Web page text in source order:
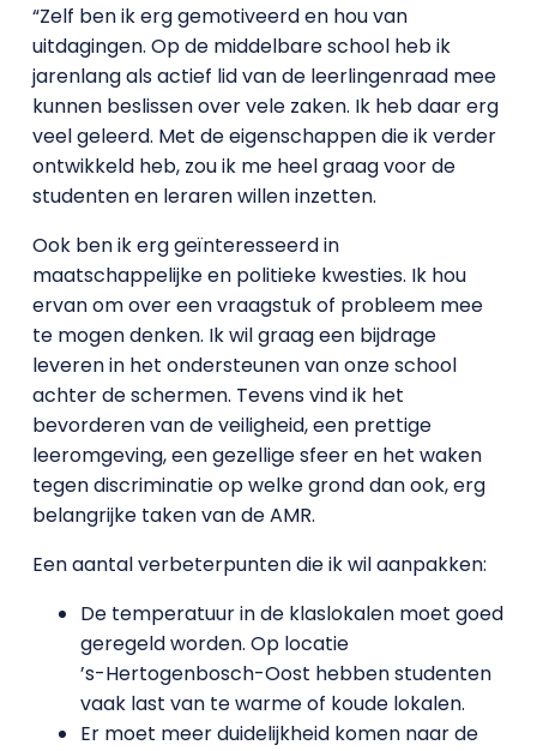
“Zelf ben ik erg gemotiveerd en hou van
uitdagingen. Op de middelbare school heb ik
jarenlang als actief lid van de leerlingenraad mee
kunnen beslissen over vele zaken. Ik heb daar erg
veel geleerd. Met de eigenschappen die ik verder
ontwikkeld heb, zou ik me heel graag voor de
studenten en leraren willen inzetten.
Ook ben ik erg geïnteresseerd in
maatschappelijke en politieke kwesties. Ik hou
ervan om over een vraagstuk of probleem mee
te mogen denken. Ik wil graag een bijdrage
leveren in het ondersteunen van onze school
achter de schermen. Tevens vind ik het
bevorderen van de veiligheid, een prettige
leeromgeving, een gezellige sfeer en het waken
tegen discriminatie op welke grond dan ook, erg
belangrijke taken van de AMR.
Een aantal verbeterpunten die ik wil aanpakken:
De temperatuur in de klaslokalen moet goed
geregeld worden. Op locatie
’s-Hertogenbosch-Oost hebben studenten
vaak last van te warme of koude lokalen.
Er moet meer duidelijkheid komen naar de